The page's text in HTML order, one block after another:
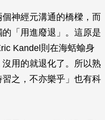
神經元溝通的橋樑，而
「用進廢退」。這原是
Kandel則在海蛞蝓身
用的就退化了。所以熟
之，不亦樂乎」也有科